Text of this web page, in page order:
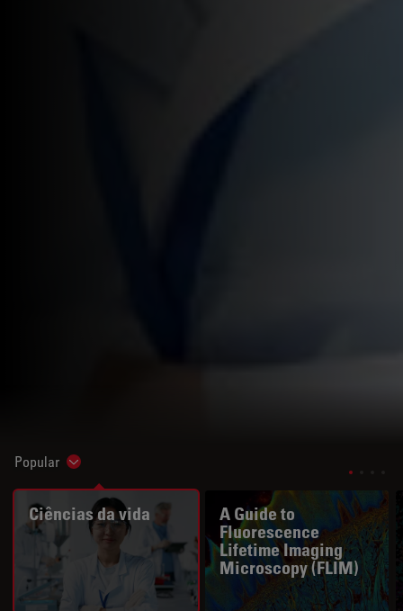
Popular Show subnavigation
Ciências da vida
A Guide to
Fluorescence
Lifetime Imaging
Microscopy (FLIM)